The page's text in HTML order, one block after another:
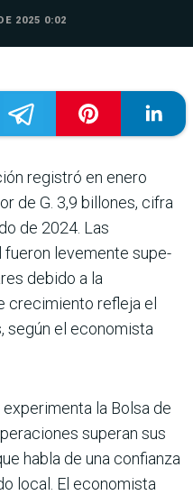
2025 0:02
registró en enero
de G. 3,9 billones, cifra
de 2024. Las
fueron levemente supe­
debido a la
crecimiento refleja el
según el eco­nomista
la Bolsa de
superan sus
habla de una confianza
local. El economista